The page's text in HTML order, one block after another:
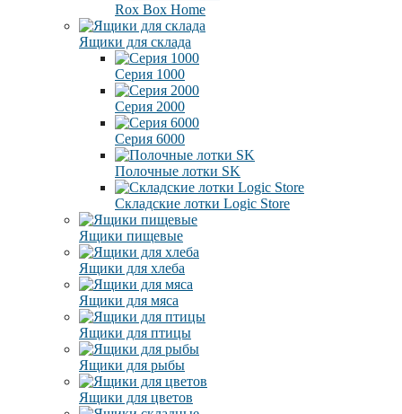
Rox Box Home
Ящики для склада
Серия 1000
Серия 2000
Серия 6000
Полочные лотки SK
Складские лотки Logic Store
Ящики пищевые
Ящики для хлеба
Ящики для мяса
Ящики для птицы
Ящики для рыбы
Ящики для цветов